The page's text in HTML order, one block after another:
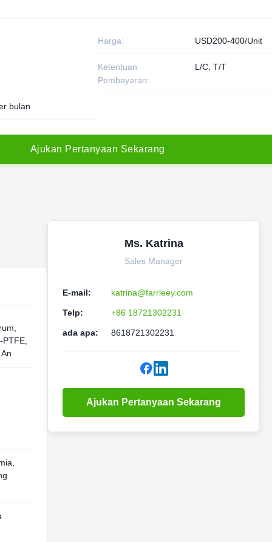
Harga: USD200-400/Unit
Ketentuan
Pembayaran:
L/C, T/T
bulan
Ajukan Pertanyaan Sekarang
Ms. Katrina
Sales Manager
E-mail: katrina@farrleey.com
Telp: +86 18721302231
ada apa: 8618721302231
Ajukan Pertanyaan Sekarang